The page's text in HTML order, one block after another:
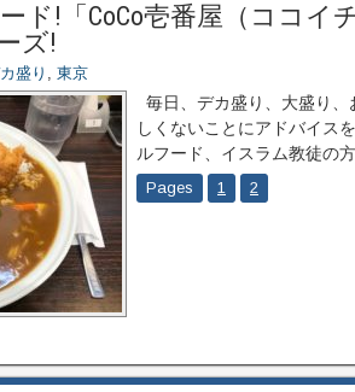
ド!「CoCo壱番屋（ココイ
ズ!
盛り , 東京
毎日、デカ盛り、大盛り
しくないことにアドバイス
ルフード、イスラム教徒の
Pages 1 2